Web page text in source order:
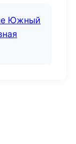
Южный